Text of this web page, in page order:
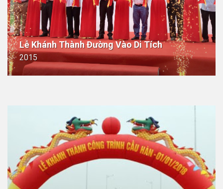
Lễ Khánh Thành Đường Vào Di Tích
2015